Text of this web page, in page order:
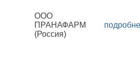
ООО
ПРАНАФАРМ
(Россия)